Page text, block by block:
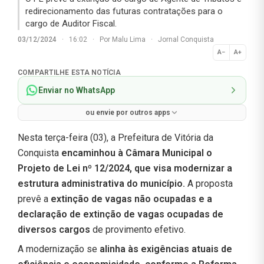
redirecionamento das futuras contratações para o
cargo de Auditor Fiscal.
03/12/2024 · 16:02 · Por Malu Lima · Jornal Conquista
A− A+
Normal
COMPARTILHE ESTA NOTÍCIA
Enviar no WhatsApp
ou envie por outros apps
Nesta terça-feira (03), a Prefeitura de Vitória da
Conquista encaminhou à Câmara Municipal o
Projeto de Lei nº 12/2024, que visa modernizar a
estrutura administrativa do município. A proposta
prevê a extinção de vagas não ocupadas e a
declaração de extinção de vagas ocupadas de
diversos cargos de provimento efetivo.
A modernização se alinha às exigências atuais de